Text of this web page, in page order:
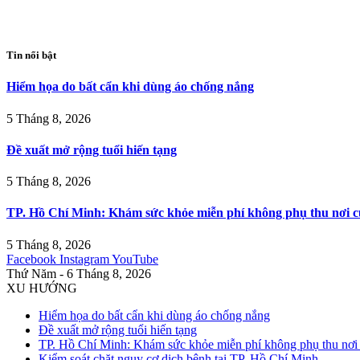
Tin nổi bật
Hiểm họa do bất cẩn khi dùng áo chống nắng
5 Tháng 8, 2026
Đề xuất mở rộng tuổi hiến tạng
5 Tháng 8, 2026
TP. Hồ Chí Minh: Khám sức khỏe miễn phí không phụ thu nơi
5 Tháng 8, 2026
Facebook InstagramYouTube
Thứ Năm - 6 Tháng 8, 2026
XU HƯỚNG
Hiểm họa do bất cẩn khi dùng áo chống nắng
Đề xuất mở rộng tuổi hiến tạng
TP. Hồ Chí Minh: Khám sức khỏe miễn phí không phụ thu nơi